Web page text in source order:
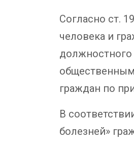
Согласно ст.
человека и
граждан по
В
болезней»